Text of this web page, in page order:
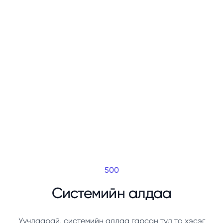
500
Системийн алдаа
Уучлаарай, системийн алдаа гарсан тул та хэсэг